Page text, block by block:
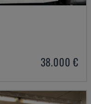
38.000 €